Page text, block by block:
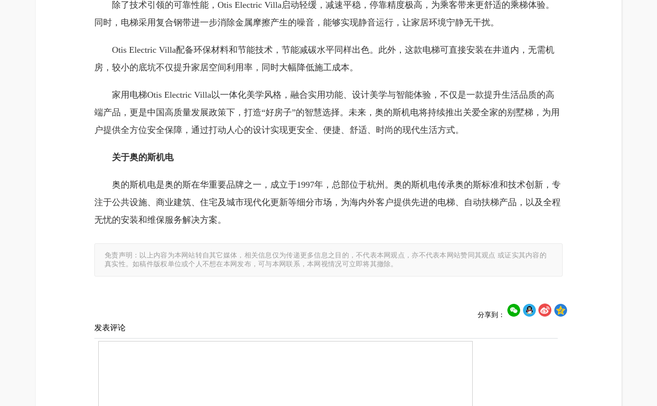
除了技术引领的可靠性能，Otis Electric Villa启动轻缓，减速平稳，停靠精度极高，为乘客带来更舒适的乘梯体验。
同时，电梯采用复合钢带进一步消除金属摩擦产生的噪音，能够实现静音运行，让家居环境宁静无干扰。
Otis Electric Villa配备环保材料和节能技术，节能减碳水平同样出色。此外，这款电梯可直接安装在井道内，无需机
房，较小的底坑不仅提升家居空间利用率，同时大幅降低施工成本。
家用电梯Otis Electric Villa以一体化美学风格，融合实用功能、设计美学与智能体验，不仅是一款提升生活品质的高
端产品，更是中国高质量发展政策下，打造“好房子”的智慧选择。未来，奥的斯机电将持续推出关爱全家的别墅梯，为用
户提供全方位安全保障，通过打动人心的设计实现更安全、便捷、舒适、时尚的现代生活方式。
关于奥的斯机电
奥的斯机电是奥的斯在华重要品牌之一，成立于1997年，总部位于杭州。奥的斯机电传承奥的斯标准和技术创新，专
注于公共设施、商业建筑、住宅及城市现代化更新等细分市场，为海内外客户提供先进的电梯、自动扶梯产品，以及全程
无忧的安装和维保服务解决方案。
免责声明：以上内容为本网站转自其它媒体，相关信息仅为传递更多信息之目的，不代表本网观点，亦不代表本网站赞同其观点 或证实其内容的
真实性。如稿件版权单位或个人不想在本网发布，可与本网联系，本网视情况可立即将其撤除。
分享到：
发表评论